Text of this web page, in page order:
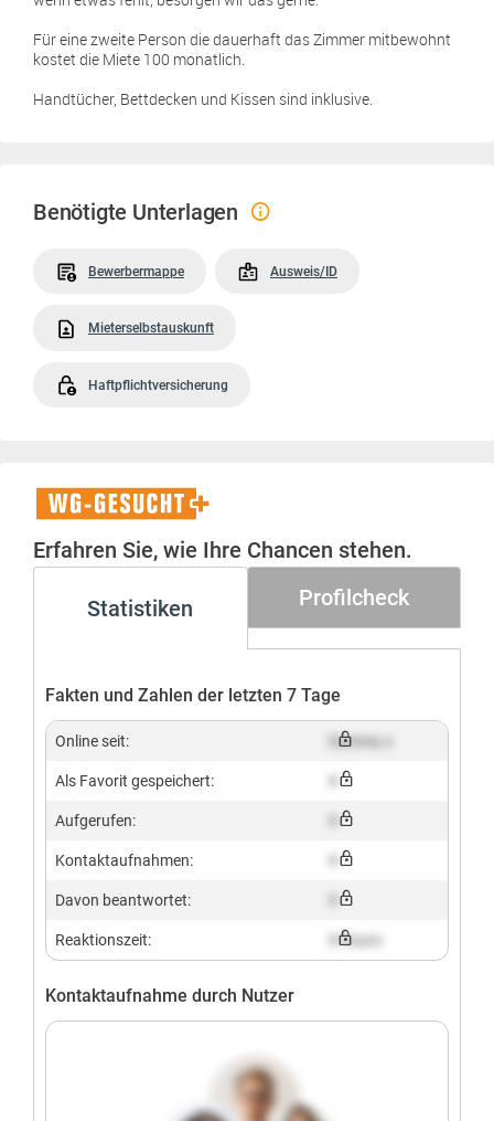
Für eine zweite Person die dauerhaft das Zimmer mitbewohnt
kostet die Miete 100 monatlich.
Handtücher, Bettdecken und Kissen sind inklusive.
Benötigte Unterlagen
Bewerbermappe Ausweis/ID
Mieterselbstauskunft
Haftpflichtversicherung
WG-
Gesucht+
Erfahren Sie, wie Ihre Chancen stehen.
Statistiken Profilcheck
Fakten und Zahlen der letzten 7 Tage
Online seit: Dummy x
Als Favorit gespeichert:
Aufgerufen:
Kontaktaufnahmen:
Davon beantwortet:
Reaktionszeit: X hours
Kontaktaufnahme durch Nutzer